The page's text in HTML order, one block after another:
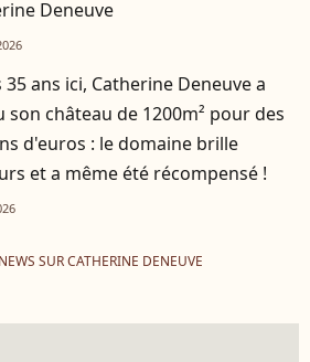
Deneuve
35 ans ici, Catherine Deneuve a
son château de 1200m² pour des
d'euros : le domaine brille
et a même été récompensé !
SUR CATHERINE DENEUVE